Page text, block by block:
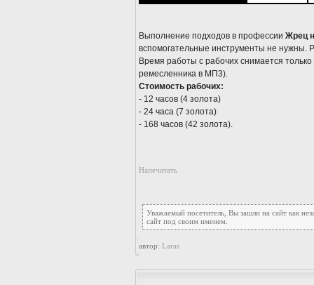
Выполнение подходов в профессии Жрец
вспомогательные инструменты не нужны.
Время работы с рабочих снимается
ремесленника в МП3).
Стоимость рабочих:
- 12 часов (4 золота)
- 24 часа (7 золота)
- 168 часов (42 золота).
Напечатать
Уважаемый посетитель, Вы зашли на сайт как
сайт под своим именем.
автор: Laras